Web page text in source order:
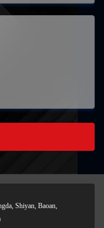
Shiyan, Baoan,